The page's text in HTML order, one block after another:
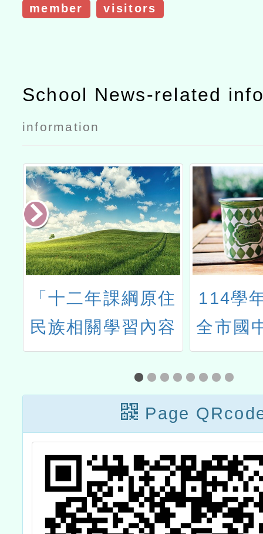
member visitors
School News-related
information
「十二年課綱原住
民族相關學習內容
諮詢宣導講座」
114學
全市國
讀、英
師
Page